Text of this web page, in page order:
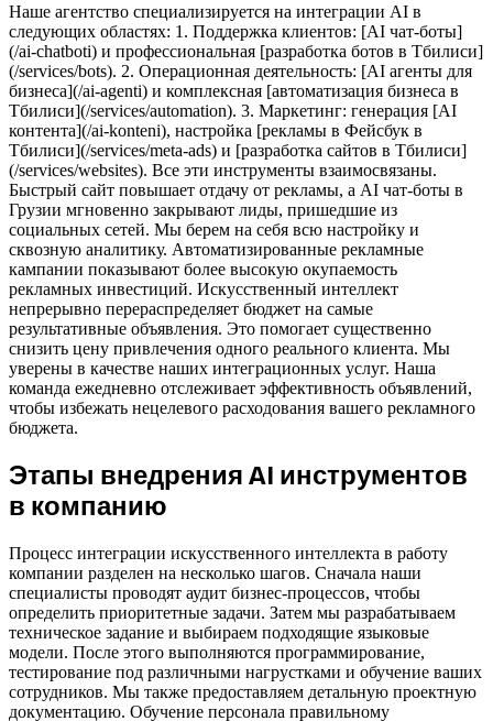
Наше агентство специализируется на интеграции AI в
следующих областях: 1. Поддержка клиентов: [AI чат-боты]
(/ai-chatboti) и профессиональная [разработка ботов в Тбилиси]
(/services/bots). 2. Операционная деятельность: [AI агенты для
бизнеса](/ai-agenti) и комплексная [автоматизация бизнеса в
Тбилиси](/services/automation). 3. Маркетинг: генерация [AI
контента](/ai-konteni), настройка [рекламы в Фейсбук в
Тбилиси](/services/meta-ads) и [разработка сайтов в Тбилиси]
(/services/websites). Все эти инструменты взаимосвязаны.
Быстрый сайт повышает отдачу от рекламы, а AI чат-боты в
Грузии мгновенно закрывают лиды, пришедшие из
социальных сетей. Мы берем на себя всю настройку и
сквозную аналитику. Автоматизированные рекламные
кампании показывают более высокую окупаемость
рекламных инвестиций. Искусственный интеллект
непрерывно перераспределяет бюджет на самые
результативные объявления. Это помогает существенно
снизить цену привлечения одного реального клиента. Мы
уверены в качестве наших интеграционных услуг. Наша
команда ежедневно отслеживает эффективность объявлений,
чтобы избежать нецелевого расходования вашего рекламного
бюджета.
Этапы внедрения AI инструментов
в компанию
Процесс интеграции искусственного интеллекта в работу
компании разделен на несколько шагов. Сначала наши
специалисты проводят аудит бизнес-процессов, чтобы
определить приоритетные задачи. Затем мы разрабатываем
техническое задание и выбираем подходящие языковые
модели. После этого выполняются программирование,
тестирование под различными нагрустками и обучение ваших
сотрудников. Мы также предоставляем детальную проектную
документацию. Обучение персонала правильному